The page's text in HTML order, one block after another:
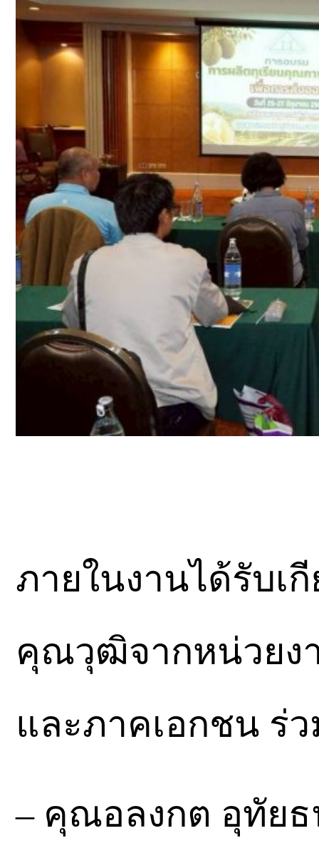
ภายในงานได้รับเ
คุณวุฒิจากหน่วยง
และภาคเอกชน ร่
– คุณอลงกต อุทัย